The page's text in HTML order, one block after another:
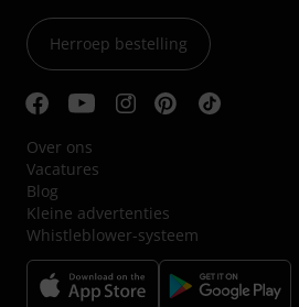
Herroep bestelling
Over ons
Vacatures
Blog
Kleine advertenties
Whistleblower-systeem